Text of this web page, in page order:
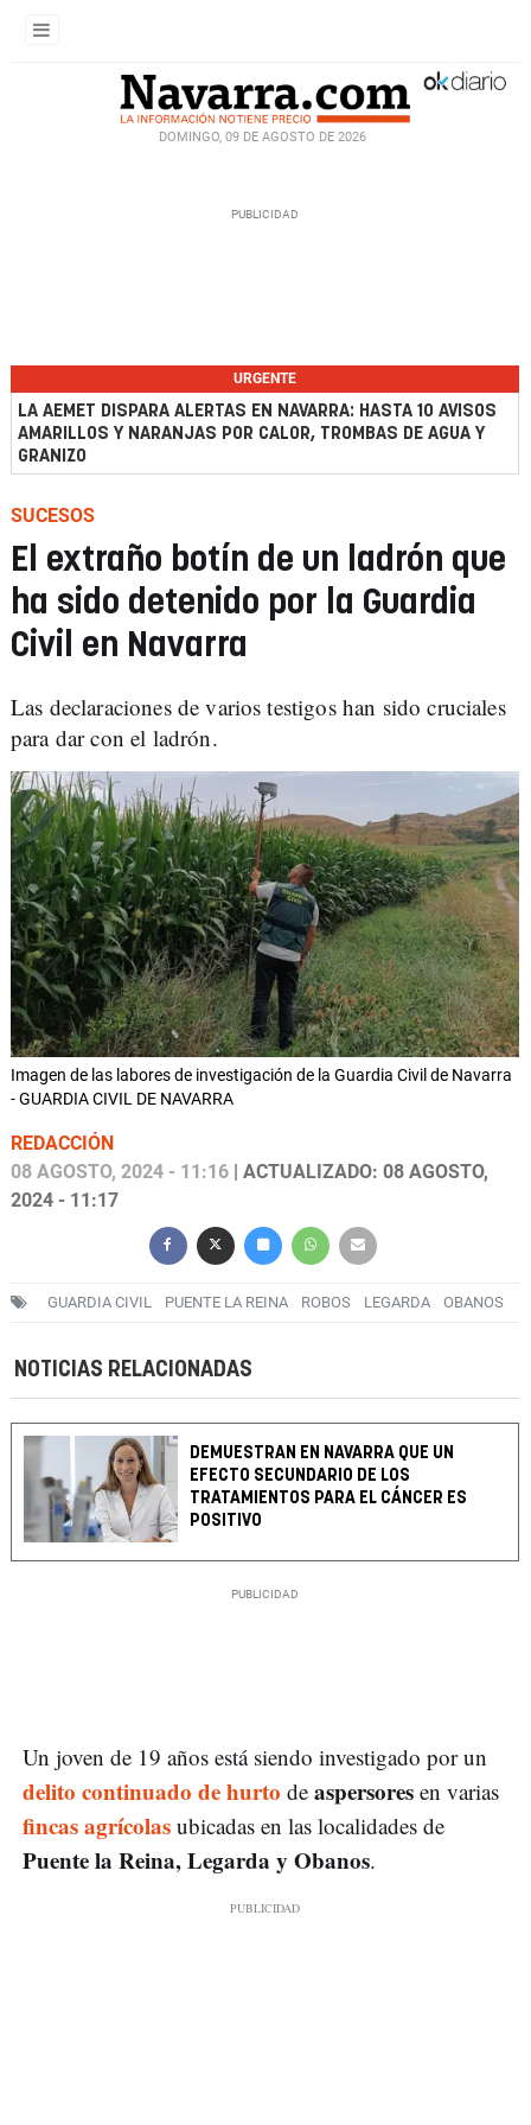
DOMINGO, 09 DE AGOSTO DE 2026
URGENTE
LA AEMET DISPARA ALERTAS EN NAVARRA: HASTA 10 AVISOS
AMARILLOS Y NARANJAS POR CALOR, TROMBAS DE AGUA Y
GRANIZO
SUCESOS
El extraño botín de un ladrón que
ha sido detenido por la Guardia
Civil en Navarra
Las declaraciones de varios testigos han sido cruciales
para dar con el ladrón.
Imagen de las labores de investigación de la Guardia Civil de Navarra
- GUARDIA CIVIL DE NAVARRA
REDACCIÓN
08 AGOSTO, 2024 - 11:16 | ACTUALIZADO: 08 AGOSTO,
2024 - 11:17
GUARDIA CIVIL PUENTE LA REINA ROBOS LEGARDA OBANOS
NOTICIAS RELACIONADAS
DEMUESTRAN EN NAVARRA QUE UN
EFECTO SECUNDARIO DE LOS
TRATAMIENTOS PARA EL CÁNCER ES
POSITIVO
Un joven de 19 años está siendo investigado por un
delito continuado de hurto de aspersores en varias
fincas agrícolas ubicadas en las localidades de
Puente la Reina, Legarda y Obanos.